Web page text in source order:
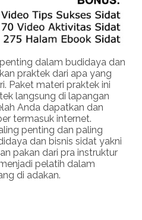
dalam budidaya dan
praktek dari apa yang
Paket materi praktek ini
langsung di lapangan
Anda dapatkan dan
termasuk internet.
penting dan paling
dan bisnis sidat yakni
pakan dari pra instruktur
pelatih dalam
di adakan.